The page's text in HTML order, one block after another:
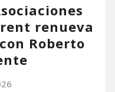
renueva
Roberto